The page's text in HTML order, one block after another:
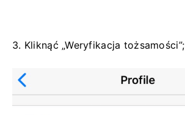
3. Kliknąć „Weryfikacja tożsamości”;